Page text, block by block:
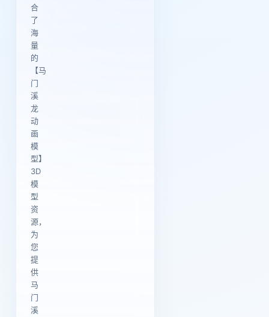
合
了
海
量
的
【马
门
溪
龙
动
画
模
型】
3D
模
型
资
源，
为
您
提
供
马
门
溪